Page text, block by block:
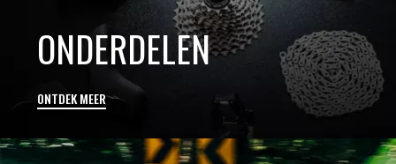
ONTDEK MEER
ONDERDELEN